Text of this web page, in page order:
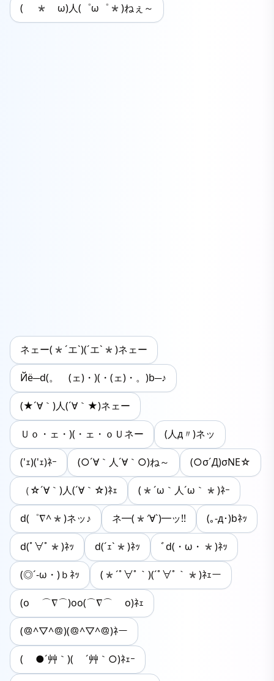
( *ゝω)人(゜ω゜*)ねぇ～
ネェー(*´エ`)(´エ`*)ネェー
Йё─d(。ゝ(ェ)・)(・(ェ)・。)b─♪
(★´∀｀)人(´∀｀★)ネェー
Ｕｏ・ェ・)(・ェ・ｏＵネー (人д〃)ネッ
('ｪ)('ｪ)ﾈｰ (○´∀｀人´∀｀○)ね～ (○σ´Д)σNE☆
（☆´∀｀)人(´∀｀☆)ﾈｪ (*´ω｀人´ω｀*)ﾈｰ
d(゜∇^*)ネッ♪ ネ━(*′∀`)━ッ!! (｡-д･)bﾈｯ
d(ﾟ∀ﾟ*)ﾈｯ d(´ｪ`*)ﾈｯ ﾞd(・ω・*)ﾈｯ
(◎´-ω・)ｂﾈｯ (*´ﾟ∀ﾟ｀)(´ﾟ∀ﾟ｀*)ﾈｪー
(o ⌒∇⌒)oo(⌒∇⌒ o)ﾈｪ
(＠^▽^＠)(＠^▽^＠)ﾈー
( ●´艸｀)( ´艸｀○)ﾈｪｰ